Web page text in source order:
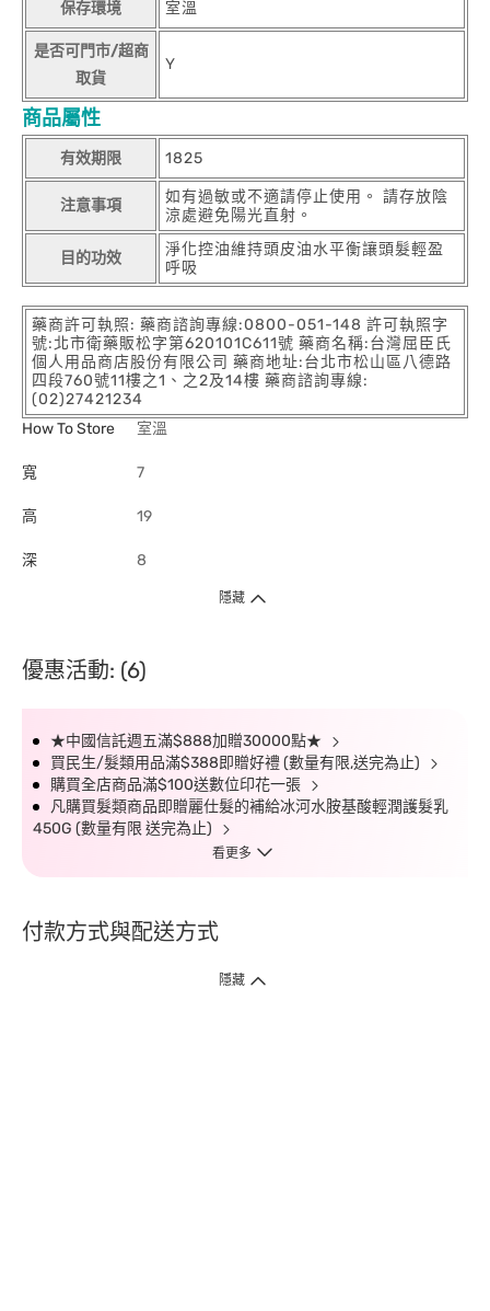
保存環境 室溫
是否可門市/超商
取貨
Y
商品屬性
有效期限 1825
注意事項
如有過敏或不適請停止使用。 請存放陰
涼處避免陽光直射。
目的功效
淨化控油維持頭皮油水平衡讓頭髮輕盈
呼吸
藥商許可執照: 藥商諮詢專線:0800-051-148 許可執照字
號:北市衛藥販松字第620101C611號 藥商名稱:台灣屈臣氏
個人用品商店股份有限公司 藥商地址:台北市松山區八德路
四段760號11樓之1、之2及14樓 藥商諮詢專線:
(02)27421234
How To Store
室溫
寬 7
高 19
深 8
隱藏
優惠活動: (6)
★中國信託週五滿$888加贈30000點★
買民生/髮類用品滿$388即贈好禮 (數量有限,送完為止)
購買全店商品滿$100送數位印花一張
凡購買髮類商品即贈麗仕髮的補給冰河水胺基酸輕潤護髮乳
450G (數量有限 送完為止)
看更多
付款方式與配送方式
隱藏